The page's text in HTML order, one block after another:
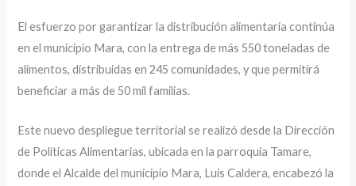
El esfuerzo por garantizar la distribución alimentaria continúa
en el municipio Mara, con la entrega de más 550 toneladas de
alimentos, distribuidas en 245 comunidades, y que permitirá
beneficiar a más de 50 mil familias.
Este nuevo despliegue territorial se realizó desde la Dirección
de Políticas Alimentarias, ubicada en la parroquia Tamare,
donde el Alcalde del municipio Mara, Luis Caldera, encabezó la